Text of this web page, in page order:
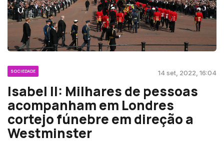
SOCIEDADE 14 set, 2022, 16:04
Isabel II: Milhares de pessoas
acompanham em Londres
cortejo fúnebre em direção a
Westminster